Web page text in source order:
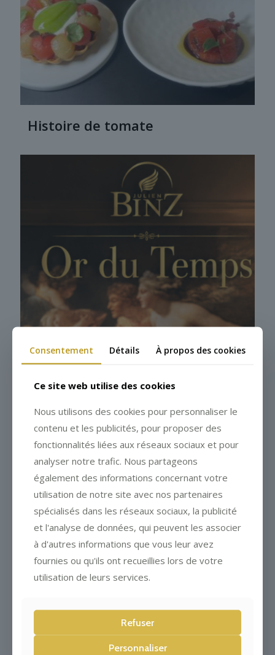
Histoire de tomate
Menu Or du Temps signé Julien
Le Restaurant Julien Binz
recrute un(e) assistant(e)
maître d’hôtel
Consentement Détails À propos des cookies
Ce site web utilise des cookies
Nous utilisons des cookies pour personnaliser le
contenu et les publicités, pour proposer des
fonctionnalités liées aux réseaux sociaux et pour
analyser notre trafic. Nous partageons
également des informations concernant votre
utilisation de notre site avec nos partenaires
spécialisés dans les réseaux sociaux, la publicité
et l'analyse de données, qui peuvent les associer
à d'autres informations que vous leur avez
fournies ou qu'ils ont recueillies lors de votre
utilisation de leurs services.
Refuser
Personnaliser